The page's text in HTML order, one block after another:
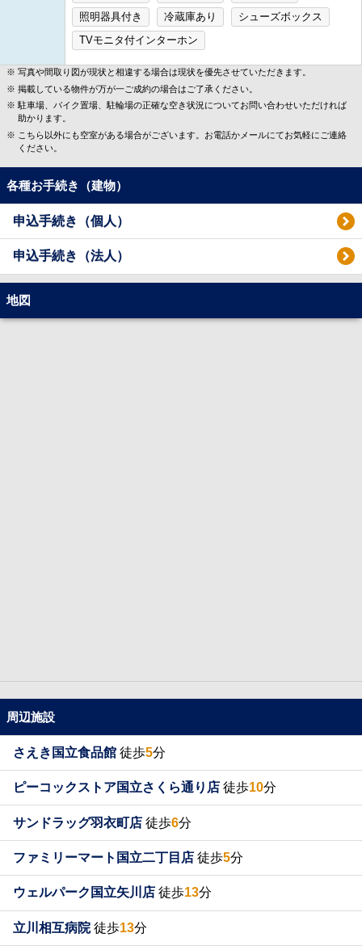
照明器具付き
冷蔵庫あり
シューズボックス
TVモニタ付インターホン
写真や間取り図が現状と相違する場合は現状を優先させていただきます。
掲載している物件が万が一ご成約の場合はご了承ください。
駐車場、バイク置場、駐輪場の正確な空き状況についてお問い合わせいただければ
助かります。
こちら以外にも空室がある場合がございます。お電話かメールにてお気軽にご連絡
ください。
各種お手続き（建物）
申込手続き（個人）
申込手続き（法人）
地図
周辺施設
さえき国立食品館 徒歩5分
ピーコックストア国立さくら通り店 徒歩10分
サンドラッグ羽衣町店 徒歩6分
ファミリーマート国立二丁目店 徒歩5分
ウェルパーク国立矢川店 徒歩13分
立川相互病院徒歩13分